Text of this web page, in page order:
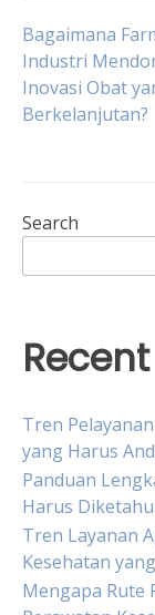
Post
Bagaimana
Industri
Inovasi Obat
Berkelanjutan?
Search
Tren
yang Harus
Panduan
Harus
Tren Layanan
Kesehatan
Mengapa Rute